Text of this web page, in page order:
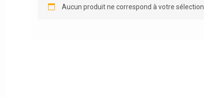
Aucun produit ne correspond à votre sélection.